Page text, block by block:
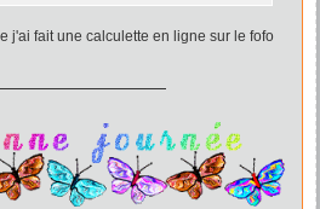
j'ai fait une calculette en ligne sur le fofo